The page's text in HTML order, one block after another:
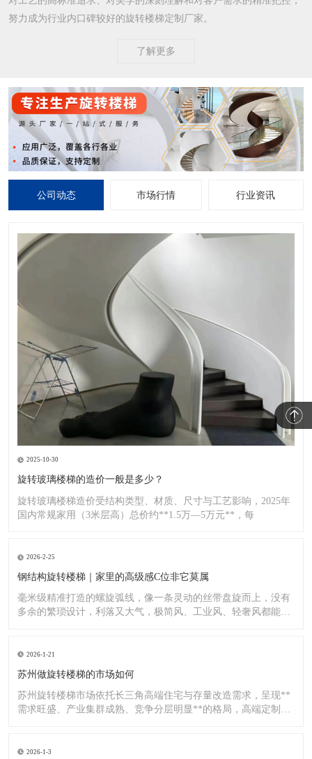
努力成为行业内口碑较好的旋转楼梯定制厂家。​
了解更多
公司动态 市场行情 行业资讯
2025-10-30
旋转玻璃楼梯的造价一般是多少？
旋转玻璃楼梯造价受结构类型、材质、尺寸与工艺影响，2025年
国内常规家用（3米层高）总价约**1.5万—5万元**，每
2026-2-25
钢结构旋转楼梯｜家里的高级感C位非它莫属
毫米级精准打造的螺旋弧线，像一条灵动的丝带盘旋而上，没有
多余的繁琐设计，利落又大气，极简风、工业风、轻奢风都能完
2026-1-21
苏州做旋转楼梯的市场如何
苏州旋转楼梯市场依托长三角高端住宅与存量改造需求，呈现**
需求旺盛、产业集群成熟、竞争分层明显**的格局，高端定制与
2026-1-3